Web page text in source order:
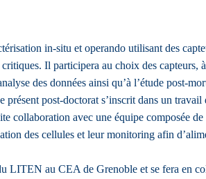
in-situ et operando utilisant des
Il participera au choix des
des données ainsi qu’à l’étude post-
post-doctorat s’inscrit dans un
collaboration avec une équipe composée
des cellules et leur monitoring afin
LITEN au CEA de Grenoble et se fera